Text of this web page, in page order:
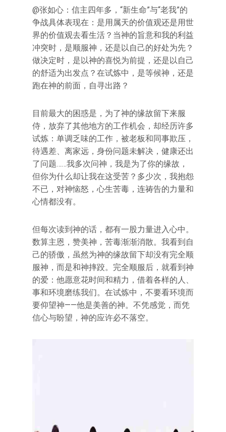
@张如心：信主四年多，“新生命”与“老我”的
争战具体表现在：是用属天的价值观还是用世
界的价值观去看生活？当神的旨意和我的利益
冲突时，是顺服神，还是以自己的好处为先？
做决定时，是以神的喜悦为前提，还是以自己
的舒适为出发点？在试炼中，是等候神，还是
跑在神的前面，自寻出路？
目前最大的困惑是，为了神的缘故留下来服
侍，放弃了其他地方的工作机会，却经历许多
试炼：单调乏味的工作，被老板和同事欺压，
待遇差、离家远，身份问题未解决，健康还出
了问题……我多次问神，我是为了你的缘故，
但你为什么却让我在这受苦？多少次，我抱怨
不已，对神恼怒，心生苦毒，连祷告的力量和
心情都没有。
但每次读到神的话，都有一股力量进入心中。
数算主恩，赞美神，苦毒渐渐消散。我看到自
己的骄傲，虽然为神的缘故留下却没有完全顺
服神，而是和神摔跤。完全顺服后，就看到神
的爱：他愿意花时间和精力，借着各样的人、
事和环境磨练我们。在试炼中，不要看环境而
要仰望神——他是美善的神。不凭感觉，而凭
信心与盼望，神的应许必不落空。